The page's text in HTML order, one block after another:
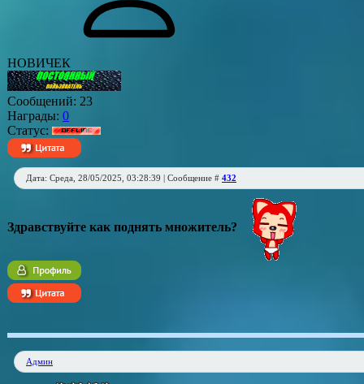
НОВИЧЕК
Сообщений: 23
Награды: 0
Статус:
Дата: Среда, 28/05/2025, 03:28:39 | Сообщение # 432
Здравствуйте как поднять множитель?
Админ